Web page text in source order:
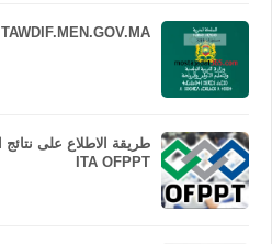
TAWDIF.MEN.GOV.MA مباراة التعليم 2026/2025
ITA OFPPT